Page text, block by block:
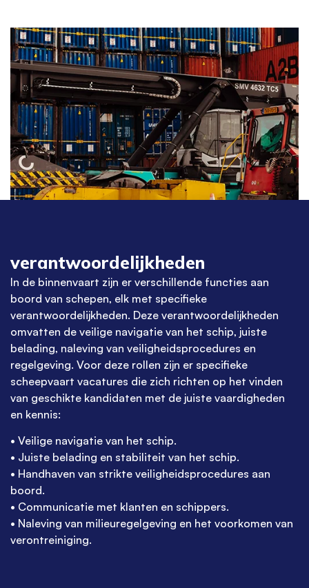
verantwoordelijkheden
In de binnenvaart zijn er verschillende functies aan
boord van schepen, elk met specifieke
verantwoordelijkheden. Deze verantwoordelijkheden
omvatten de veilige navigatie van het schip, juiste
belading, naleving van veiligheidsprocedures en
regelgeving. Voor deze rollen zijn er specifieke
scheepvaart vacatures die zich richten op het vinden
van geschikte kandidaten met de juiste vaardigheden
en kennis:
• Veilige navigatie van het schip.
• Juiste belading en stabiliteit van het schip.
• Handhaven van strikte veiligheidsprocedures aan
boord.
• Communicatie met klanten en schippers.
• Naleving van milieuregelgeving en het voorkomen van
verontreiniging.